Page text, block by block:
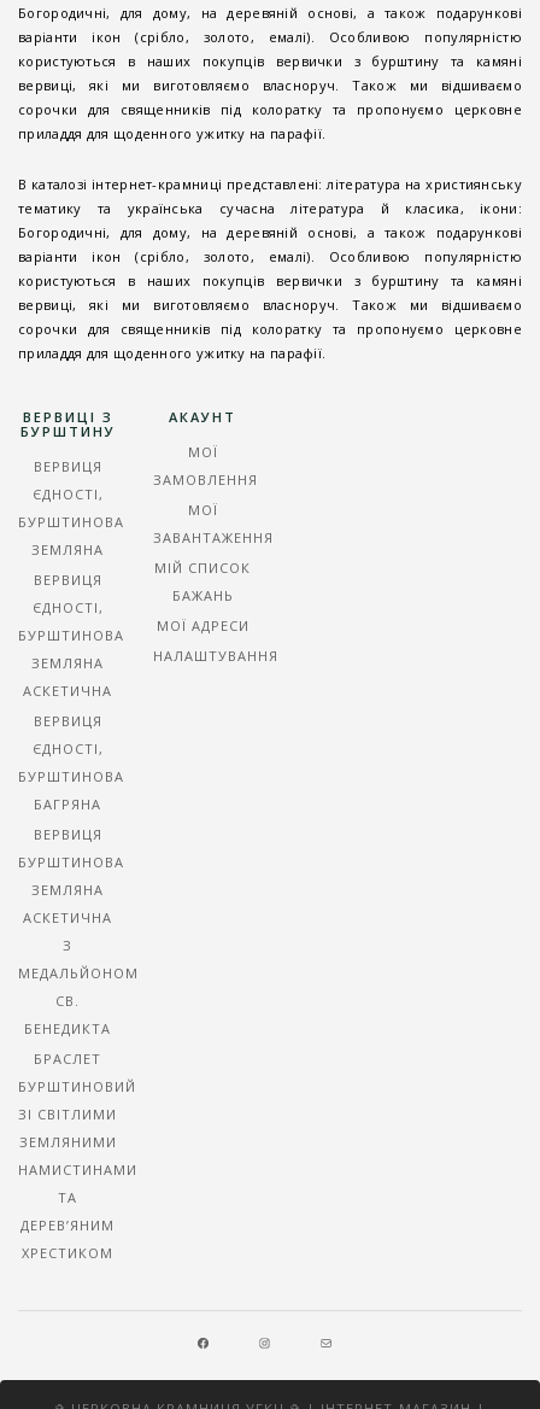
Богородичні, для дому, на деревяній основі, а також подарункові
варіанти ікон (срібло, золото, емалі). Особливою популярністю
користуються в наших покупців вервички з бурштину та камяні
вервиці, які ми виготовляємо власноруч. Також ми відшиваємо
сорочки для священників під колоратку та пропонуємо церковне
приладдя для щоденного ужитку на парафії.
В каталозі інтернет-крамниці представлені: література на християнську
тематику та українська сучасна література й класика, ікони:
Богородичні, для дому, на деревяній основі, а також подарункові
варіанти ікон (срібло, золото, емалі). Особливою популярністю
користуються в наших покупців вервички з бурштину та камяні
вервиці, які ми виготовляємо власноруч. Також ми відшиваємо
сорочки для священників під колоратку та пропонуємо церковне
приладдя для щоденного ужитку на парафії.
ВЕРВИЦІ З
БУРШТИНУ
ВЕРВИЦЯ
ЄДНОСТІ,
БУРШТИНОВА
ЗЕМЛЯНА
ВЕРВИЦЯ
ЄДНОСТІ,
БУРШТИНОВА
ЗЕМЛЯНА
АСКЕТИЧНА
ВЕРВИЦЯ
ЄДНОСТІ,
БУРШТИНОВА
БАГРЯНА
ВЕРВИЦЯ
БУРШТИНОВА
ЗЕМЛЯНА
АСКЕТИЧНА
З
МЕДАЛЬЙОНОМ
СВ.
БЕНЕДИКТА
БРАСЛЕТ
БУРШТИНОВИЙ
ЗІ СВІТЛИМИ
ЗЕМЛЯНИМИ
НАМИСТИНАМИ
ТА
ДЕРЕВ’ЯНИМ
ХРЕСТИКОМ
АКАУНТ
МОЇ
ЗАМОВЛЕННЯ
МОЇ
ЗАВАНТАЖЕННЯ
МІЙ СПИСОК
БАЖАНЬ
МОЇ АДРЕСИ
НАЛАШТУВАННЯ
FACEBOOKINSTAGRAMMAIL